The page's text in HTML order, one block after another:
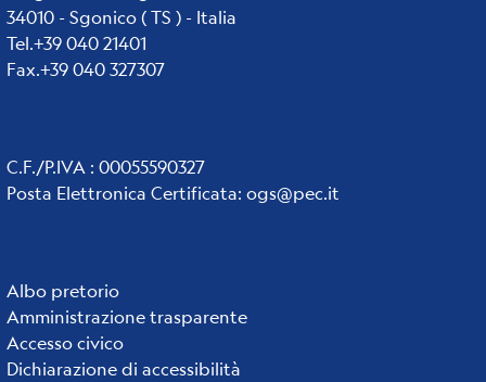
34010 - Sgonico ( TS ) - Italia
Tel.+39 040 21401
Fax.+39 040 327307
C.F./P.IVA : 00055590327
Posta Elettronica Certificata: ogs@pec.it
Institute
links
Albo pretorio
Amministrazione trasparente
Accesso civico
Dichiarazione di accessibilità